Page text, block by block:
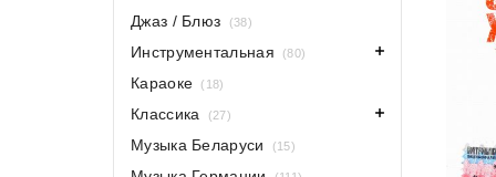
Джаз / Блюз (38)
Инструментальная (80)
Караоке (18)
Классика (27)
Музыка Беларуси (15)